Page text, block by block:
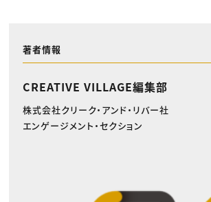
著者情報
CREATIVE VILLAGE編集部
株式会社クリーク・アンド・リバー社
エンゲージメント・セクション